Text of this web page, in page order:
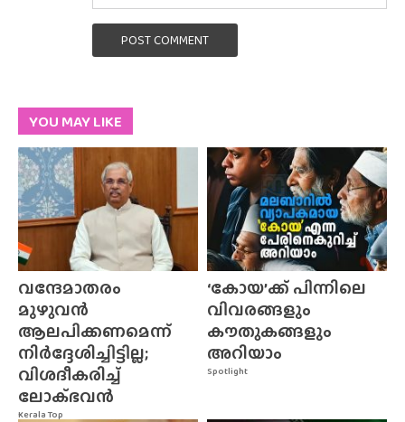
POST COMMENT
YOU MAY LIKE
Kerala Top
വന്ദേമാതരം
മുഴുവൻ
ആലപിക്കണമെന്ന്
നിർദ്ദേശിച്ചിട്ടില്ല;
വിശദീകരിച്ച്
ലോക്‌ഭവൻ
Spotlight
‘കോയ’ക്ക് പിന്നിലെ
വിവരങ്ങളും
കൗതുകങ്ങളും
അറിയാം